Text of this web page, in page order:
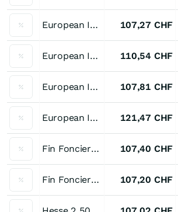
European Investment Bank Staatsnahe Anleihen 1,75 % bis 06/33 107,27 CHF
European Investment Bank Staatsnahe Anleihen 2,00 % bis 11/35 110,54 CHF
European Investment Bank Staatsnahe Anleihen 2,625 % bis 04/30 107,81 CHF
European Investment Bank Staatsnahe Anleihen 3,125 % bis 06/36 121,47 CHF
Fin Foncier 2,50 % bis 02/31 107,40 CHF
Fin Foncier 2,625 % bis 08/30 107,20 CHF